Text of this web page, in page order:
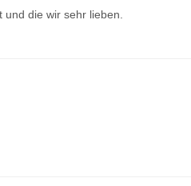
die wir sehr lieben.